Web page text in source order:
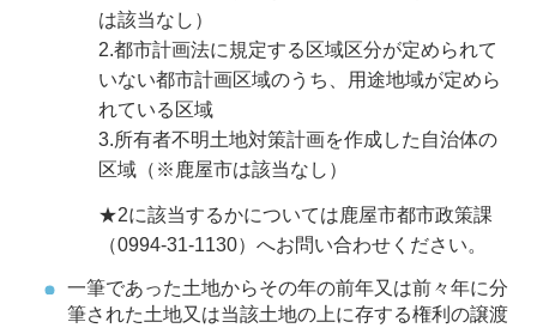
は該当なし）
2.都市計画法に規定する区域区分が定められて
いない都市計画区域のうち、用途地域が定めら
れている区域
3.所有者不明土地対策計画を作成した自治体の
区域（※鹿屋市は該当なし）
★2に該当するかについては鹿屋市都市政策課
（0994-31-1130）へお問い合わせください。
一筆であった土地からその年の前年又は前々年に分
筆された土地又は当該土地の上に存する権利の譲渡